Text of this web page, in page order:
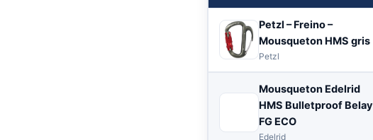
Petzl – Freino –
Mousqueton HMS gris
Petzl
Mousqueton Edelrid
HMS Bulletproof Belay
FG ECO
Edelrid